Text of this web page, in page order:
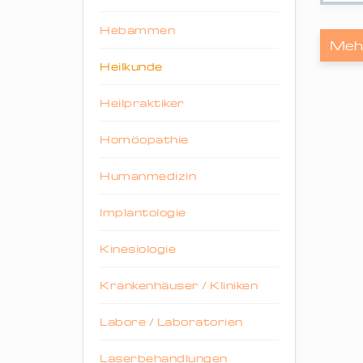
Hebammen
Heilkunde
Heilpraktiker
Homöopathie
Humanmedizin
Implantologie
Kinesiologie
Krankenhäuser / Kliniken
Labore / Laboratorien
Laserbehandlungen